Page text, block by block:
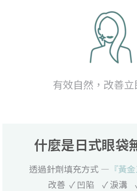
有效自然，改善
什麼是日式眼袋
透過針劑填充方式 — 『黃
改善 ✓ 凹陷 ✓ 淚溝